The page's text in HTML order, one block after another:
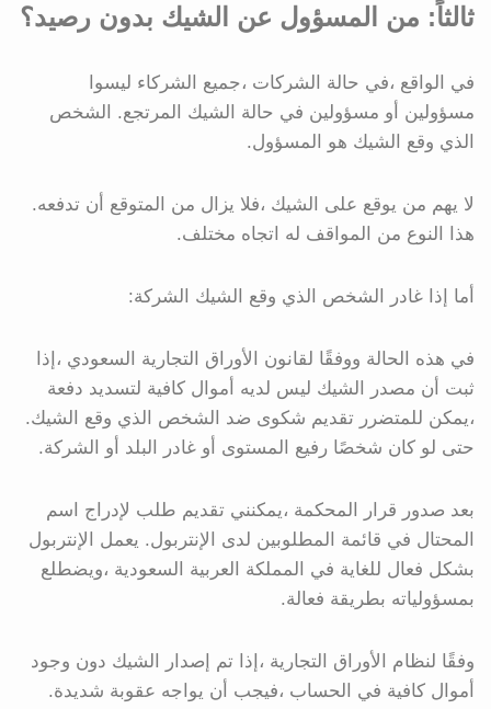
ثالثاً: من المسؤول عن الشيك بدون رصيد؟
في الواقع ،في حالة الشركات ،جميع الشركاء ليسوا
مسؤولين أو مسؤولين في حالة الشيك المرتجع. الشخص
الذي وقع الشيك هو المسؤول.
لا يهم من يوقع على الشيك ،فلا يزال من المتوقع أن تدفعه.
هذا النوع من المواقف له اتجاه مختلف.
أما إذا غادر الشخص الذي وقع الشيك الشركة:
في هذه الحالة ووفقًا لقانون الأوراق التجارية السعودي ،إذا
ثبت أن مصدر الشيك ليس لديه أموال كافية لتسديد دفعة
،يمكن للمتضرر تقديم شكوى ضد الشخص الذي وقع الشيك.
حتى لو كان شخصًا رفيع المستوى أو غادر البلد أو الشركة.
بعد صدور قرار المحكمة ،يمكنني تقديم طلب لإدراج اسم
المحتال في قائمة المطلوبين لدى الإنتربول. يعمل الإنتربول
بشكل فعال للغاية في المملكة العربية السعودية ،ويضطلع
بمسؤولياته بطريقة فعالة.
وفقًا لنظام الأوراق التجارية ،إذا تم إصدار الشيك دون وجود
أموال كافية في الحساب ،فيجب أن يواجه عقوبة شديدة.